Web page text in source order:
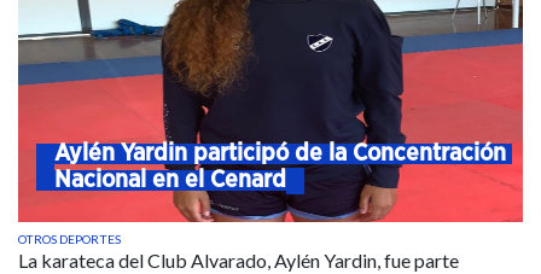
Aylén Yardin participó de la Concentración
Nacional en el Cenard
OTROS DEPORTES
La karateca del Club Alvarado, Aylén Yardin, fue parte